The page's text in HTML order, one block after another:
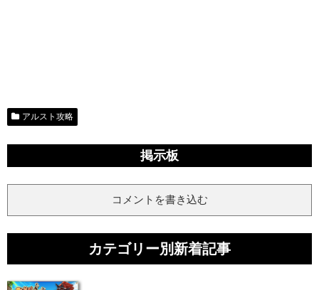
アルスト攻略
掲示板
コメントを書き込む
カテゴリー別新着記事